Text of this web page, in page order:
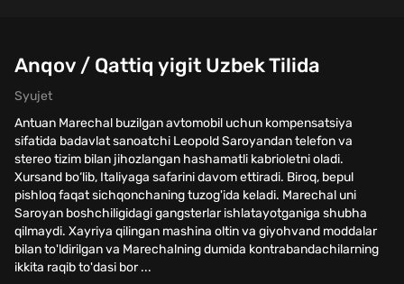
Anqov / Qattiq yigit Uzbek Tilida
Syujet
Antuan Marechal buzilgan avtomobil uchun kompensatsiya
sifatida badavlat sanoatchi Leopold Saroyandan telefon va
stereo tizim bilan jihozlangan hashamatli kabrioletni oladi.
Xursand bo‘lib, Italiyaga safarini davom ettiradi. Biroq, bepul
pishloq faqat sichqonchaning tuzog'ida keladi. Marechal uni
Saroyan boshchiligidagi gangsterlar ishlatayotganiga shubha
qilmaydi. Xayriya qilingan mashina oltin va giyohvand moddalar
bilan to'ldirilgan va Marechalning dumida kontrabandachilarning
ikkita raqib to'dasi bor ...